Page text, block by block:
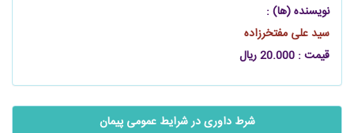
نویسنده (ها) :
سید علی مفتخرزاده
قیمت : 20.000 ریال
شرط داوری در شرایط عمومی پیمان